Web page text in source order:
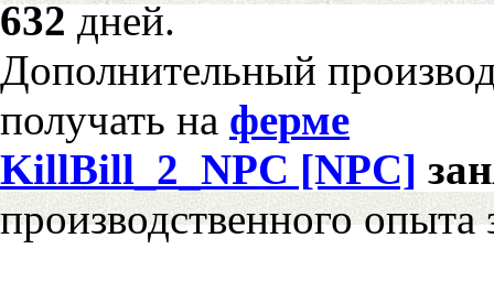
632дней.
Дополнительный
получать на ферме
KillBill_2_NPC [NPC]
производственного опыта